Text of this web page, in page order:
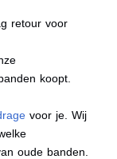
retour voor
koopt.
voor je. Wij
welke
oude banden.